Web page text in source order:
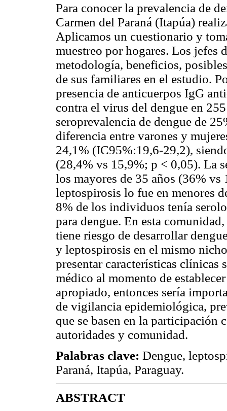
Para conocer la prevalencia de
Carmen del Paraná (Itapúa)
Aplicamos un cuestionario y
muestreo por hogares. Los jefes
metodología, beneficios,
de sus familiares en el estudio.
presencia de anticuerpos IgG
contra el virus del dengue en
seroprevalencia de dengue de
diferencia entre varones y
24,1% (IC95%:19,6-29,2),
(28,4% vs 15,9%; p < 0,05). La
los mayores de 35 años (36%
leptospirosis lo fue en menores
8% de los individuos tenía
para dengue. En esta
tiene riesgo de desarrollar
y leptospirosis en el mismo
presentar características clínicas
médico al momento de
apropiado, entonces sería
de vigilancia epidemiológica,
que se basen en la participación
autoridades y comunidad.
Palabras clave: Dengue,
Paraná, Itapúa, Paraguay.
ABSTRACT